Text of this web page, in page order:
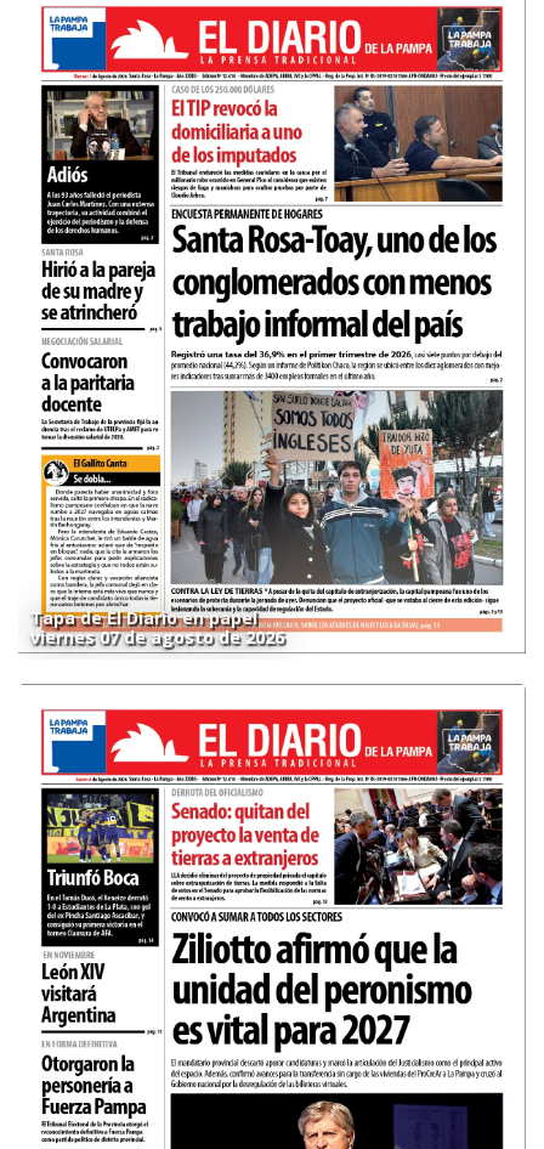
Tapa de El Diario en papel
viernes 07 de agosto de 2026